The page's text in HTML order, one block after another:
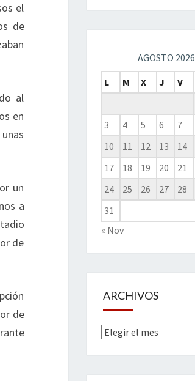
el
de
al
en
un
a
de
de
AGOSTO 2026
L
M X J V
3
4 5 6 7
10
11 12 13 14
17
18 19 20 21
24
25 26 27 28
31
« Nov
ARCHIVOS
Archivos